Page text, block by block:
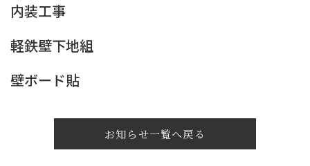
内装工事
軽鉄壁下地組
壁ボード貼
お知らせ一覧へ戻る